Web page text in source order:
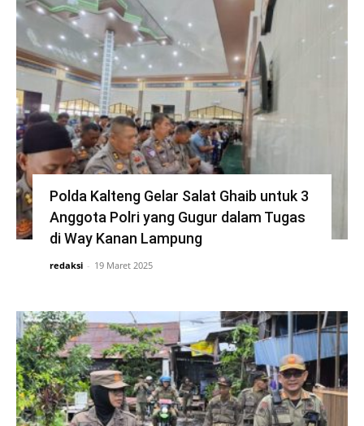
Polda Kalteng Gelar Salat Ghaib untuk 3
Anggota Polri yang Gugur dalam Tugas
di Way Kanan Lampung
redaksi - 19 Maret 2025